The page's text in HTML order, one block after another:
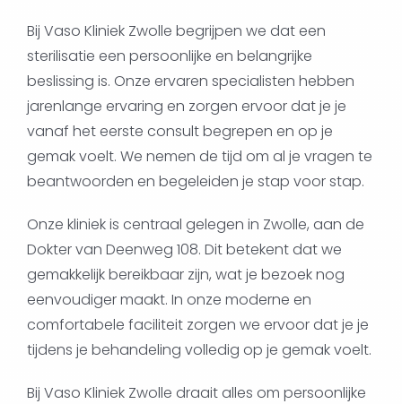
Bij Vaso Kliniek Zwolle begrijpen we dat een
sterilisatie een persoonlijke en belangrijke
beslissing is. Onze ervaren specialisten hebben
jarenlange ervaring en zorgen ervoor dat je je
vanaf het eerste consult begrepen en op je
gemak voelt. We nemen de tijd om al je vragen te
beantwoorden en begeleiden je stap voor stap.
Onze kliniek is centraal gelegen in Zwolle, aan de
Dokter van Deenweg 108. Dit betekent dat we
gemakkelijk bereikbaar zijn, wat je bezoek nog
eenvoudiger maakt. In onze moderne en
comfortabele faciliteit zorgen we ervoor dat je je
tijdens je behandeling volledig op je gemak voelt.
Bij Vaso Kliniek Zwolle draait alles om persoonlijke